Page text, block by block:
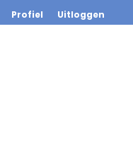
Profiel Uitloggen